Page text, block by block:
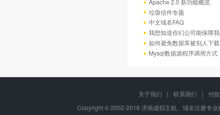
垃圾信件专题
中文域名FAQ
我想知道你们公司能保障
如何避免数据库被别人下
Mysql数据源程序调用方
关于我们 | 联系我们 |
付
Copyright © 2002-2016 济南虚拟主机、域名注册专